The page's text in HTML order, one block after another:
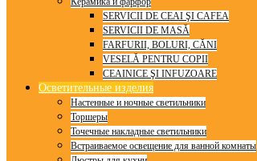
SERVICII DE CEAI ŞI CAFEA
SERVICII DE MASĂ
FARFURII, BOLURI, CĂNI
VESELĂ PENTRU COPII
CEAINICE ŞI INFUZOARE
Осветительные изделия
Настенные и ночные светильники
Торшеры
Точечные накладные светильники
Встраиваемое освещение для ванной комнаты